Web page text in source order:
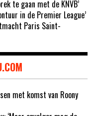
te gaan met de KNVB’
in de Premier League’
Paris Saint-
met komst van Roony